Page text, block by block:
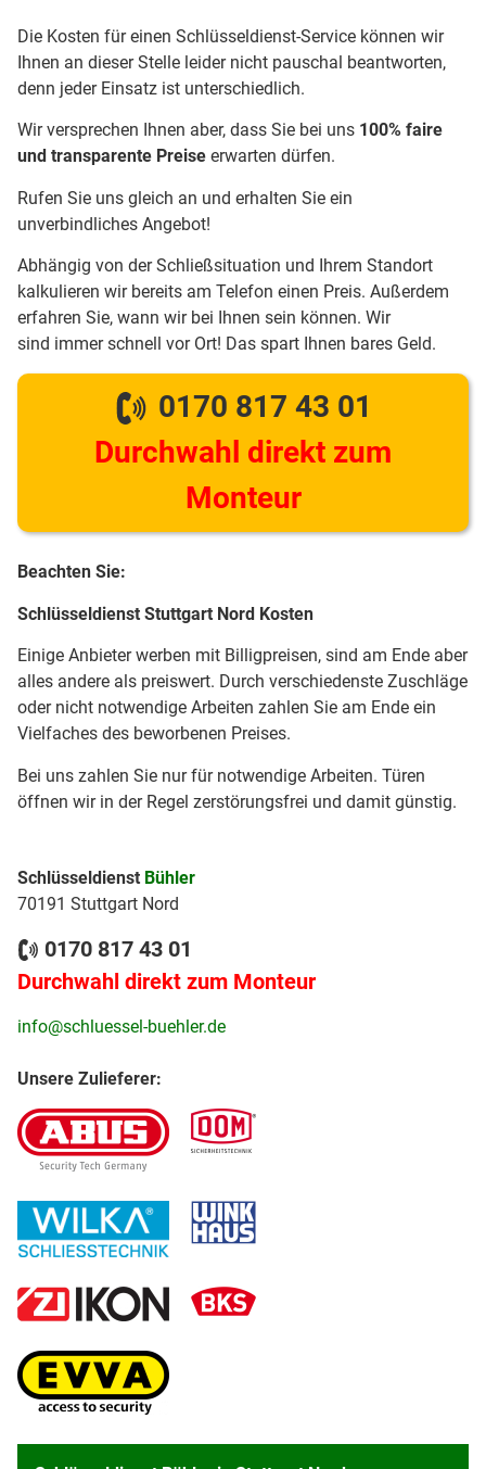
Die Kosten für einen Schlüsseldienst-Service können wir
Ihnen an dieser Stelle leider nicht pauschal beantworten,
denn jeder Einsatz ist unterschiedlich.
Wir versprechen Ihnen aber, dass Sie bei uns 100% faire
und transparente Preise erwarten dürfen.
Rufen Sie uns gleich an und erhalten Sie ein
unverbindliches Angebot!
Abhängig von der Schließsituation und Ihrem Standort
kalkulieren wir bereits am Telefon einen Preis. Außerdem
erfahren Sie, wann wir bei Ihnen sein können. Wir
sind immer schnell vor Ort! Das spart Ihnen bares Geld.
0170 817 43 01
Durchwahl direkt zum
Monteur
Beachten Sie:
Schlüsseldienst Stuttgart Nord Kosten
Einige Anbieter werben mit Billigpreisen, sind am Ende aber
alles andere als preiswert. Durch verschiedenste Zuschläge
oder nicht notwendige Arbeiten zahlen Sie am Ende ein
Vielfaches des beworbenen Preises.
Bei uns zahlen Sie nur für notwendige Arbeiten. Türen
öffnen wir in der Regel zerstörungsfrei und damit günstig.
Schlüsseldienst Bühler
70191 Stuttgart Nord
0170 817 43 01
Durchwahl direkt zum Monteur
info@schluessel-buehler.de
Unsere Zulieferer: